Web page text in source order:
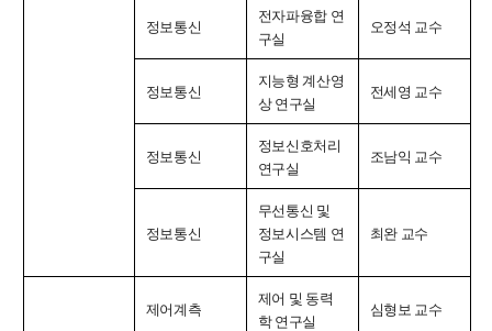
정보통신
전자파융합 연
구실
오정석 교수
정보통신
지능형 계산영
상 연구실
전세영 교수
정보통신
정보신호처리
연구실
조남익 교수
정보통신
무선통신 및
정보시스템 연
구실
최완 교수
제어계측
제어 및 동력
학 연구실
심형보 교수